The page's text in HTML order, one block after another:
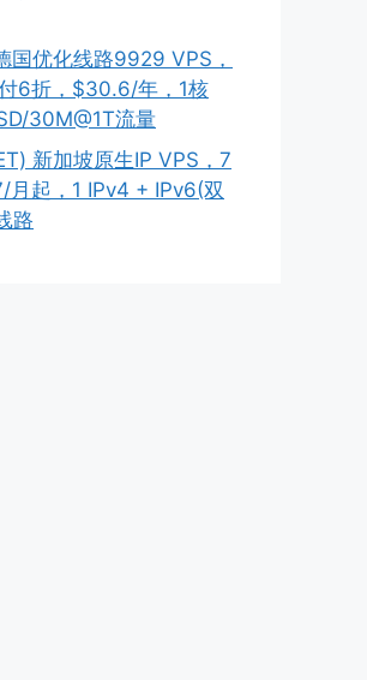
国优化线路9929 VPS，
6折，$30.6/年，1核
30M@1T流量
新加坡原生IP VPS，7
月起，1 IPv4 + IPv6(双
路